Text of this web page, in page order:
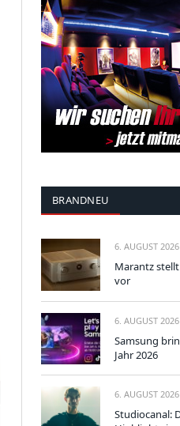
BRANDNEU
6. AUGUST 2026
Marantz stellt
vor
6. AUGUST 2026
Samsung
Jahr 2026
6. AUGUST 2026
Studiocanal: